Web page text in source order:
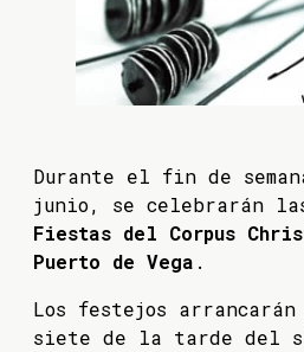
Durante el fin de
junio, se celebrarán
Fiestas del Corpus
Puerto de Vega .
Los festejos
siete de la tarde del